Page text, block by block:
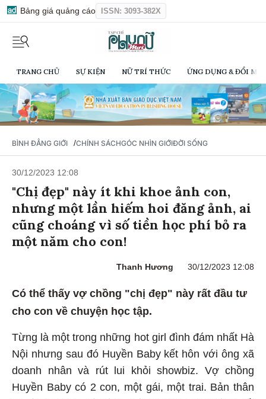
Bảng giá quảng cáo ISSN: 3093-382X
TRANG CHỦ SỰ KIỆN NỮ TRÍ THỨC ỨNG DỤNG & ĐỔI
BÌNH ĐẲNG GIỚI /CHÍNH SÁCHGÓC NHÌN GIỚIĐỜI SỐNG
30/12/2023 12:08
"Chị đẹp" này ít khi khoe ảnh con,
nhưng một lần hiếm hoi đăng ảnh, ai
cũng choáng vì số tiền học phí bỏ ra
một năm cho con!
Thanh Hương 30/12/2023 12:08
Có thể thấy vợ chồng "chị đẹp" này rất đầu tư
cho con về chuyện học tập.
Từng là một trong những hot girl đình đám nhất Hà
Nội nhưng sau đó Huyền Baby kết hôn với ông xã
doanh nhân và rút lui khỏi showbiz. Vợ chồng
Huyền Baby có 2 con, một gái, một trai. Bản thân